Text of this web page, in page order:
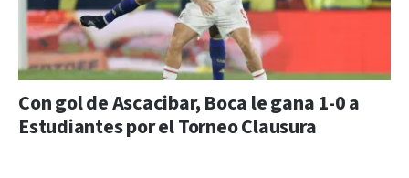
Con gol de Ascacibar, Boca le gana 1-0 a
Estudiantes por el Torneo Clausura